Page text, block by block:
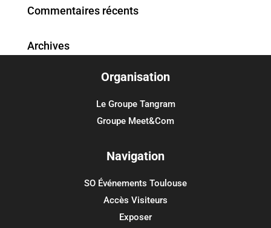
Commentaires récents
Archives
Flux des commentaires
Site de WordPress-FR
Organisation
Le Groupe Tangram
Groupe Meet&Com
Navigation
SO Événements Toulouse
Accès Visiteurs
Exposer